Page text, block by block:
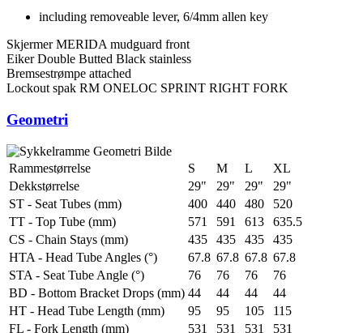
including removeable lever, 6/4mm allen key
Skjermer MERIDA mudguard front
Eiker Double Butted Black stainless
Bremsestrømpe attached
Lockout spak RM ONELOC SPRINT RIGHT FORK
Geometri
Rammestørrelse S M L
XL
Dekkstørrelse
29" 29" 29"
29"
ST - Seat Tubes (mm)
400 440 480
520
TT - Top Tube (mm)
571 591 613
635.5
CS - Chain Stays (mm)
435 435 435
435
HTA - Head Tube Angles (°)
67.8 67.8 67.8 67.8
STA - Seat Tube Angle (°)
76 76 76
76
BD - Bottom Bracket Drops (mm) 44 44 44
44
HT - Head Tube Length (mm)
95 95 105
115
FL - Fork Length (mm)
531 531 531
531